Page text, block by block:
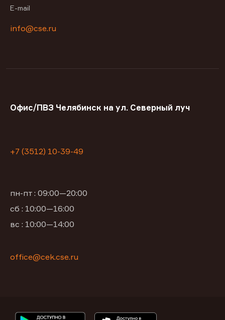
E-mail
info@cse.ru
Офис/ПВЗ Челябинск на ул. Северный луч
+7 (3512) 10-39-49
пн-пт : 09:00—20:00
сб : 10:00—16:00
вс : 10:00—14:00
office@cek.cse.ru